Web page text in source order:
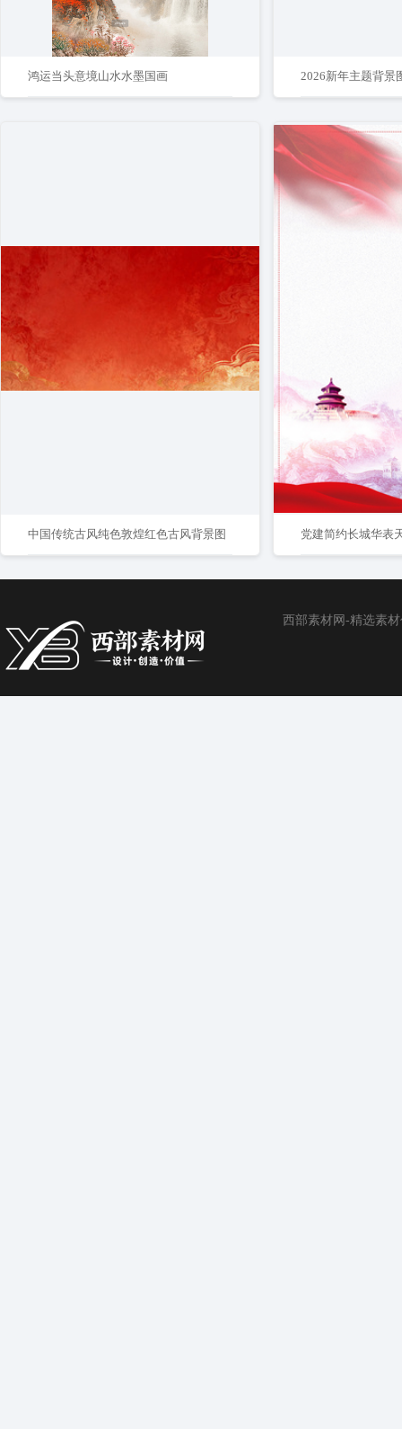
鸿运当头意境山水水墨国画 2026新年主题背景
中国传统古风纯色敦煌红色古风背景图 党建简约长城华表
西部素材网-精选素